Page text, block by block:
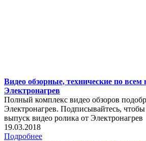
Видео обзорные, технические по всем
Электронагрев
Полный комплекс видео обзоров
Электронагрев. Подписывайтесь,
выпуск видео ролика от Электронагрев
19.03.2018
Подробнее